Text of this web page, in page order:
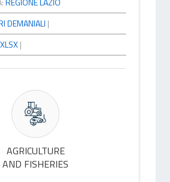
DEMANIALI |
XLSX|
AGRICULTURE
AND FISHERIES